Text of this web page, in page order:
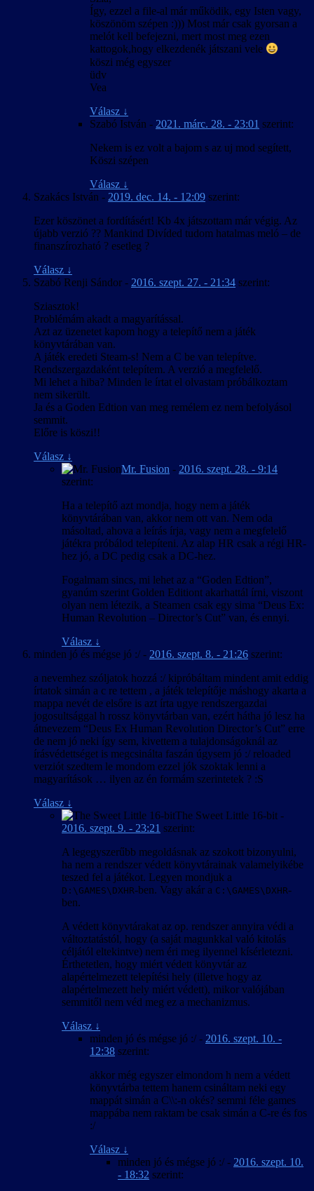
Így, ezzel a file-al már működik, egy Isten vagy,
köszönöm szépen :))) Most már csak gyorsan a
melót kell befejezni, mert most meg ezen
kattogok,hogy elkezdenék játszani vele
köszi még egyszer
üdv
Vea
Válasz ↓
Szabó István - 2021. márc. 28. - 23:01 szerint:
Nekem is ez volt a bajom s az uj mod segített,
Köszi szépen
Válasz ↓
Szakács István - 2019. dec. 14. - 12:09 szerint:
Ezer köszönet a fordításért! Kb 4x játszottam már végig. Az
újabb verzió ?? Mankind Divíded tudom hatalmas meló – de
finanszírozható ? esetleg ?
Válasz ↓
Szabó Renji Sándor - 2016. szept. 27. - 21:34 szerint:
Sziasztok!
Problémám akadt a magyarítással.
Azt az üzenetet kapom hogy a telepítő nem a játék
könyvtárában van.
A játék eredeti Steam-s! Nem a C be van telepítve.
Rendszergazdaként telepítem. A verzió a megfelelő.
Mi lehet a hiba? Minden le írtat el olvastam próbálkoztam
nem sikerült.
Ja és a Goden Edtion van meg remélem ez nem befolyásol
semmit.
Előre is köszi!!
Válasz ↓
Mr. Fusion - 2016. szept. 28. - 9:14
szerint:
Ha a telepítő azt mondja, hogy nem a játék
könyvtárában van, akkor nem ott van. Nem oda
másoltad, ahova a leírás írja, vagy nem a megfelelő
játékra próbálod telepíteni. Az alap HR csak a régi HR-
hez jó, a DC pedig csak a DC-hez.
Fogalmam sincs, mi lehet az a “Goden Edtion”,
gyanúm szerint Golden Editiont akarhattál írni, viszont
olyan nem létezik, a Steamen csak egy sima “Deus Ex:
Human Revolution – Director’s Cut” van, és ennyi.
Válasz ↓
minden jó és mégse jó :/ - 2016. szept. 8. - 21:26 szerint:
a nevemhez szóljatok hozzá :/ kipróbáltam mindent amit eddig
írtatok simán a c re tettem , a játék telepítője máshogy akarta a
mappa nevét de elsőre is azt írta ugye rendszergazdai
jogosultsággal h rossz könyvtárban van, ezért hátha jó lesz ha
átnevezem “Deus Ex Human Revolution Director’s Cut” erre
de nem jó neki így sem, kivettem a tulajdonságoknál az
írásvédettséget is megcsinálta faszán úgysem jó :/ reloaded
verziót szedtem le mondom ezzel jók szoktak lenni a
magyarítások … ilyen az én formám szerintetek ? :S
Válasz ↓
The Sweet Little 16-bit -
2016. szept. 9. - 23:21 szerint:
A legegyszerűbb megoldásnak az szokott bizonyulni,
ha nem a rendszer védett könyvtárainak valamelyikébe
teszed fel a játékot. Legyen mondjuk a
D:\GAMES\DXHR-ben. Vagy akár a C:\GAMES\DXHR-
ben.
A védett könyvtárakat az op. rendszer annyira védi a
változtatástól, hogy (a saját magunkkal való kitolás
céljától eltekintve) nem éri meg ilyennel kísérletezni.
Érthetetlen, hogy miért védett könyvtár az
alapértelmezett telepítési hely (illetve hogy az
alapértelmezett hely miért védett), mikor valójában
semmitől nem véd meg ez a mechanizmus.
Válasz ↓
minden jó és mégse jó :/ - 2016. szept. 10. -
12:38 szerint:
akkor még egyszer elmondom h nem a védett
könyvtárba tettem hanem csináltam neki egy
mappát simán a C\\:-n okés? semmi féle games
mappába nem raktam be csak simán a C-re és fos
:/
Válasz ↓
minden jó és mégse jó :/ - 2016. szept. 10.
- 18:32 szerint: